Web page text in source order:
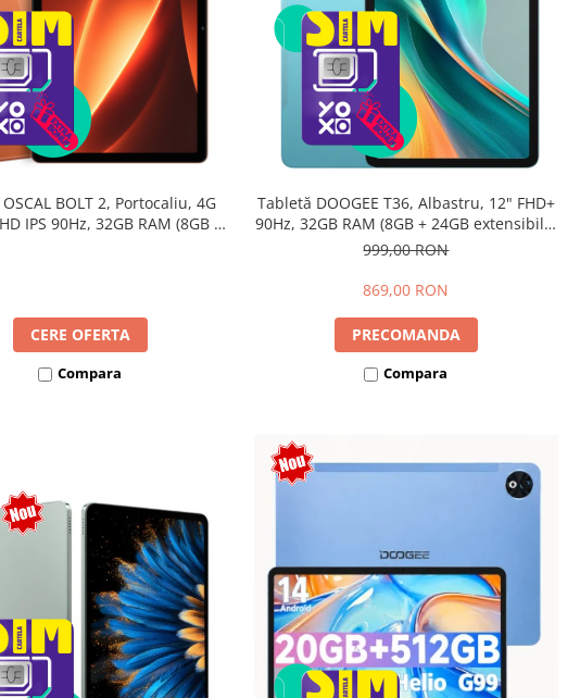
BOLT 2, Portocaliu, 4G
IPS 90Hz, 32GB RAM (8GB +
CERE OFERTA
Compara
Tabletă DOOGEE T36, Albastru, 12" FHD+
90Hz, 32GB RAM (8GB + 24GB extensibili),
256GB, Android 15, 8800mAh, Dual SIM
999,00 RON
869,00 RON
PRECOMANDA
Compara